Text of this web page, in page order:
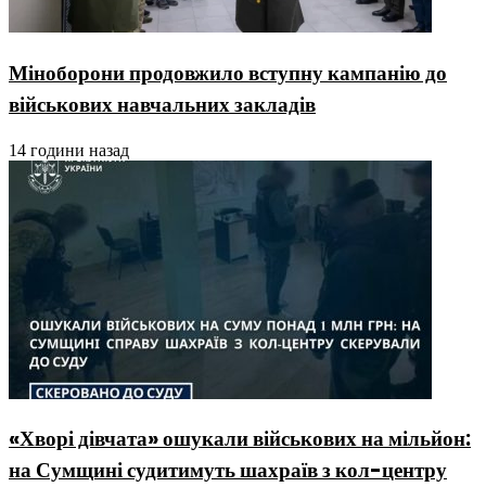
Міноборони продовжило вступну кампанію до
військових навчальних закладів
14 години назад
«Хворі дівчата» ошукали військових на мільйон:
на Сумщині судитимуть шахраїв з кол-центру